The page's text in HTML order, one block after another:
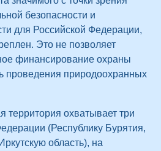
безопасности и
для Российской Федерации,
Это не позволяет
финансирование охраны
проведения природоохранных
территория охватывает три
(Республику Бурятия,
область), на